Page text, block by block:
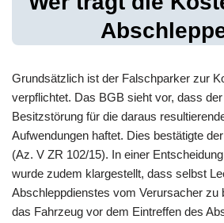
Grundsätzlich ist der Falschparker zur
verpflichtet. Das BGB sieht vor, dass
Besitzstörung für die daraus
Aufwendungen haftet. Dies bestätigte
(Az. V ZR 102/15). In einer
wurde zudem klargestellt, dass selbst
Abschleppdienstes vom Verursacher zu
das Fahrzeug vor dem Eintreffen des